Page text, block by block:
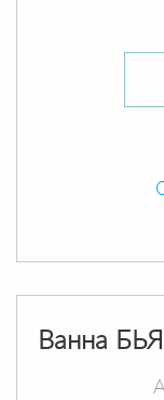
Ванна